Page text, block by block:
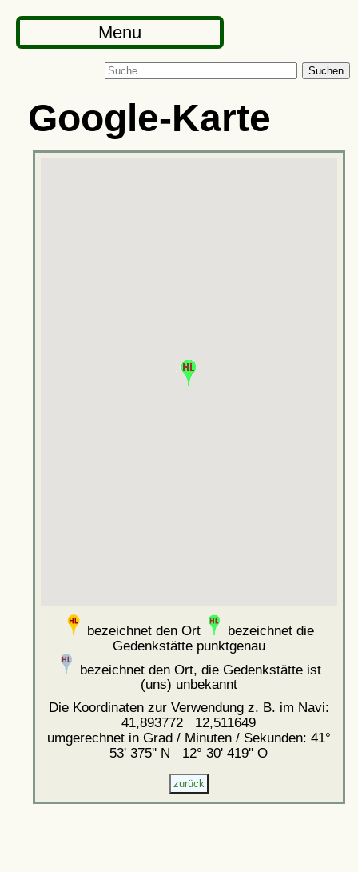
Menu
Suchen
Google-Karte
bezeichnet den Ort
bezeichnet die
Gedenkstätte punktgenau
bezeichnet den Ort, die Gedenkstätte ist
(uns) unbekannt
Die Koordinaten zur Verwendung z. B. im Navi:
41,893772 12,511649
umgerechnet in Grad / Minuten / Sekunden: 41°
53' 375'' N 12° 30' 419'' O